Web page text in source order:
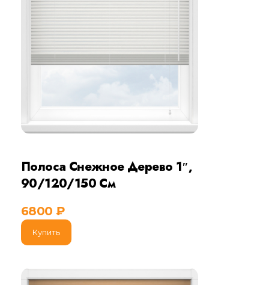
Полоса Снежное Дерево 1″,
90/120/150 См
6800 ₽
Купить